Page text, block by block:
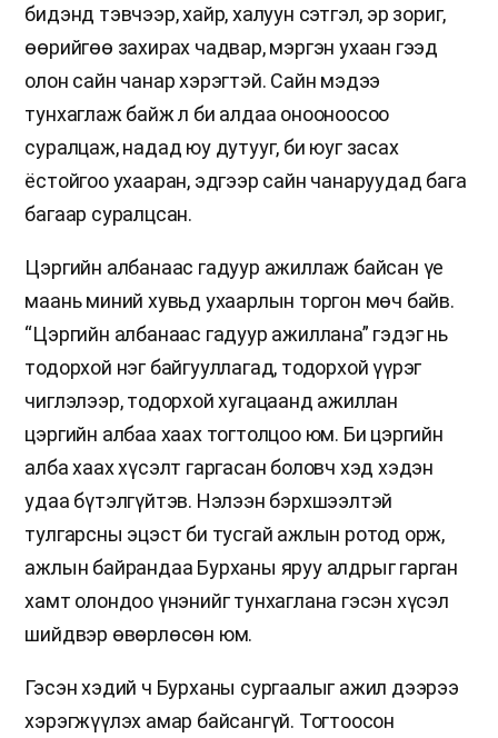
бидэнд тэвчээр, хайр, халуун сэтгэл, эр зориг,
өөрийгөө захирах чадвар, мэргэн ухаан гээд
олон сайн чанар хэрэгтэй. Сайн мэдээ
тунхаглаж байж л би алдаа онооноосоо
суралцаж, надад юу дутууг, би юуг засах
ёстойгоо ухааран, эдгээр сайн чанаруудад бага
багаар суралцсан.
Цэргийн албанаас гадуур ажиллаж байсан үе
маань миний хувьд ухаарлын торгон мөч байв.
“Цэргийн албанаас гадуур ажиллана” гэдэг нь
тодорхой нэг байгууллагад, тодорхой үүрэг
чиглэлээр, тодорхой хугацаанд ажиллан
цэргийн албаа хаах тогтолцоо юм. Би цэргийн
алба хаах хүсэлт гаргасан боловч хэд хэдэн
удаа бүтэлгүйтэв. Нэлээн бэрхшээлтэй
тулгарсны эцэст би тусгай ажлын ротод орж,
ажлын байрандаа Бурханы яруу алдрыг гарган
хамт олондоо үнэнийг тунхаглана гэсэн хүсэл
шийдвэр өвөрлөсөн юм.
Гэсэн хэдий ч Бурханы сургаалыг ажил дээрээ
хэрэгжүүлэх амар байсангүй. Тогтоосон